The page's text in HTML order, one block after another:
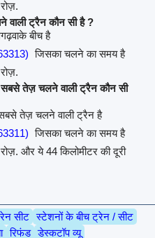
वाली ट्रैन कौन सी है ?
बीच है
जिसका चलने का समय है
सबसे तेज़ चलने वाली ट्रैन कौन सी
सबसे तेज़ चलने वाली ट्रैन है
जिसका चलने का समय है
और ये 44 किलोमीटर की दूरी
सीट स्टेशनों के बीच ट्रेन / सीट
रिफंड डेस्कटॉप व्यू